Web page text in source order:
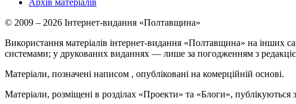
Архів матеріалів
© 2009 – 2026 Інтернет-видання «Полтавщина»
Використання матеріалів інтернет-видання «Полтавщина» на інших
системами; у друкованих виданнях — лише за погодженням з
Матеріали, позначені написом , опубліковані на комерційній основі.
Матеріали, розміщені в розділах «Проекти» та «Блоги», публікуються